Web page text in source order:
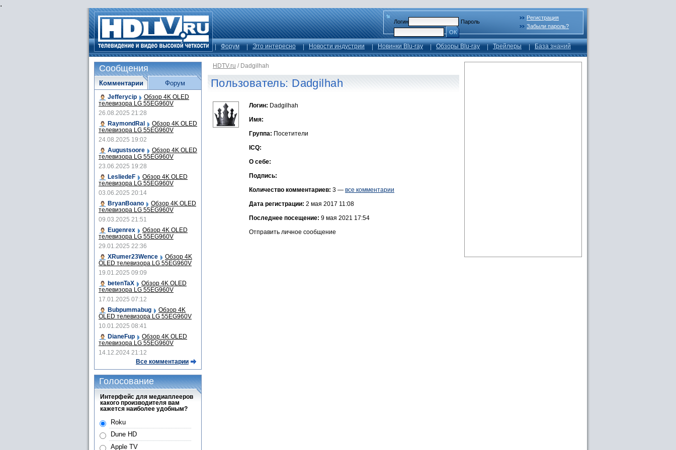
.
Логин
Пароль
ОК
Регистрация
Забыли пароль?
Форум Это интересно Новости индустрии Новинки Blu-ray Обзоры Blu-ray Трейлеры База знаний
HDTV.ru / Dadgilhah
Пользователь: Dadgilhah
Логин: Dadgilhah
Имя:
Группа: Посетители
ICQ:
О себе:
Подпись:
Количество комментариев: 3 — все комментарии
Дата регистрации: 2 мая 2017 11:08
Последнее посещение: 9 мая 2021 17:54
Отправить личное сообщение
Сообщения
Комментарии
Jefferycip Обзор 4K OLED
телевизора LG 55EG960V
26.08.2025 21:28
RaymondRal
Обзор 4K OLED
телевизора LG 55EG960V
24.08.2025 19:02
Augustsoore
Обзор 4K OLED
телевизора LG 55EG960V
23.06.2025 19:28
LesliedeF
Обзор 4K OLED
телевизора LG 55EG960V
03.06.2025 20:14
BryanBoano
Обзор 4K OLED
телевизора LG 55EG960V
09.03.2025 21:51
Eugenrex
Обзор 4K OLED
телевизора LG 55EG960V
29.01.2025 22:36
XRumer23Wence
Обзор 4K
OLED телевизора LG 55EG960V
19.01.2025 09:09
betenTaX
Обзор 4K OLED
телевизора LG 55EG960V
17.01.2025 07:12
Bubpummabug
Обзор 4K
OLED телевизора LG 55EG960V
10.01.2025 08:41
DianeFup
Обзор 4K OLED
телевизора LG 55EG960V
14.12.2024 21:12
Все комментарии
Форум
Голосование
Интерфейс для медиаплееров
какого производителя вам
кажется наиболее удобным?
Roku
Dune HD
Apple TV